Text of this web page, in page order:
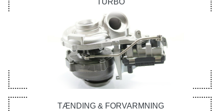
TURBO
TÆNDING & FORVARMNING